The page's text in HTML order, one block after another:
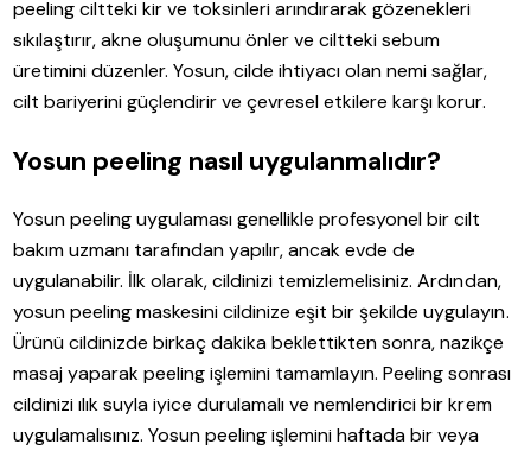
peeling ciltteki kir ve toksinleri arındırarak gözenekleri
sıkılaştırır, akne oluşumunu önler ve ciltteki sebum
üretimini düzenler. Yosun, cilde ihtiyacı olan nemi sağlar,
cilt bariyerini güçlendirir ve çevresel etkilere karşı korur.
Yosun peeling nasıl uygulanmalıdır?
Yosun peeling uygulaması genellikle profesyonel bir cilt
bakım uzmanı tarafından yapılır, ancak evde de
uygulanabilir. İlk olarak, cildinizi temizlemelisiniz. Ardından,
yosun peeling maskesini cildinize eşit bir şekilde uygulayın.
Ürünü cildinizde birkaç dakika beklettikten sonra, nazikçe
masaj yaparak peeling işlemini tamamlayın. Peeling sonrası
cildinizi ılık suyla iyice durulamalı ve nemlendirici bir krem
uygulamalısınız. Yosun peeling işlemini haftada bir veya